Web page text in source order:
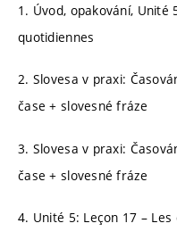
1. Úvod, opakování, Unité
quotidiennes
2. Slovesa v praxi:
čase + slovesné fráze
3. Slovesa v praxi:
čase + slovesné fráze
4. Unité 5: Leçon 17 –